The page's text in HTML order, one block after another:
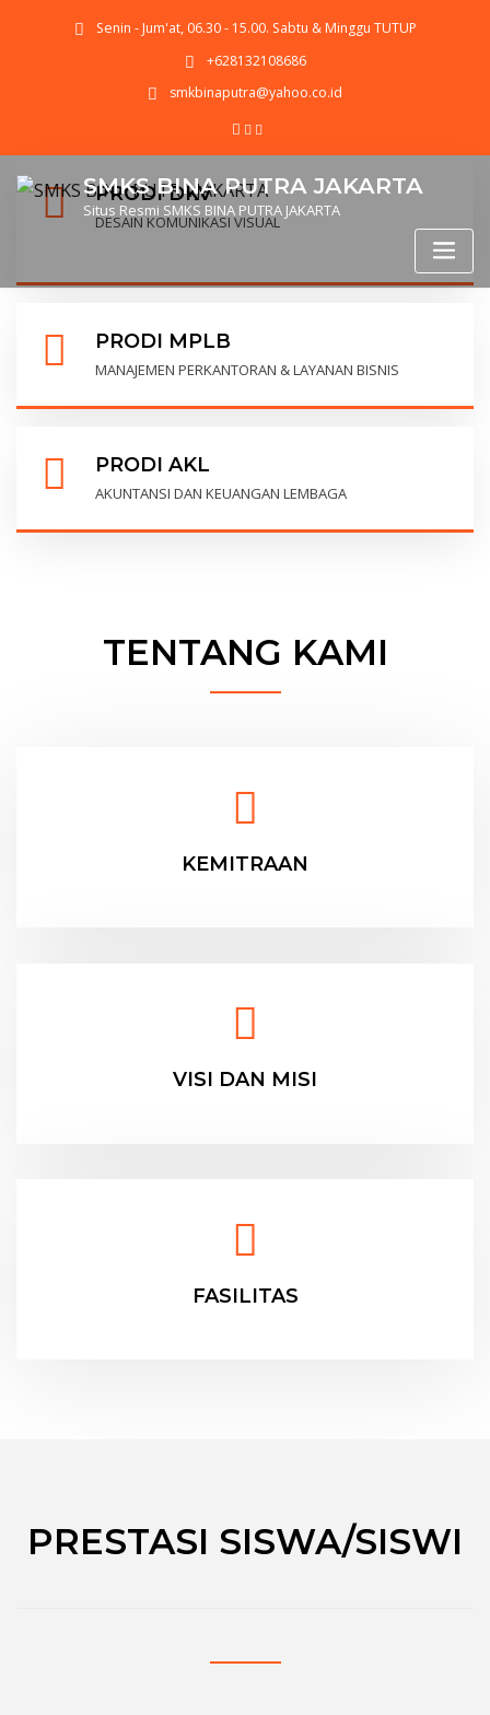
Senin - Jum'at, 06.30 - 15.00. Sabtu & Minggu TUTUP
+628132108686
smkbinaputra@yahoo.co.id
SMKS BINA PUTRA JAKARTA
Situs Resmi SMKS BINA PUTRA JAKARTA
PRODI DKV
DESAIN KOMUNIKASI VISUAL
PRODI MPLB
MANAJEMEN PERKANTORAN & LAYANAN BISNIS
PRODI AKL
AKUNTANSI DAN KEUANGAN LEMBAGA
TENTANG KAMI
KEMITRAAN
VISI DAN MISI
FASILITAS
PRESTASI SISWA/SISWI